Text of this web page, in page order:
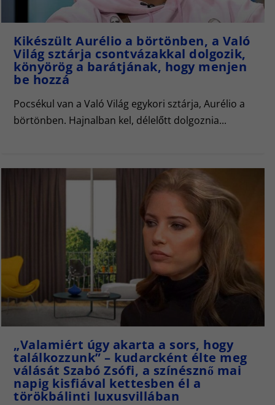
Kikészült Aurélio a börtönben, a Való
Világ sztárja csontvázakkal dolgozik,
könyörög a barátjának, hogy menjen
be hozzá
Pocsékul van a Való Világ egykori sztárja, Aurélio a
börtönben. Hajnalban kel, délelőtt dolgoznia...
„Valamiért úgy akarta a sors, hogy
találkozzunk” – kudarcként élte meg
válását Szabó Zsófi, a színésznő mai
napig kisfiával kettesben él a
törökbálinti luxusvillában